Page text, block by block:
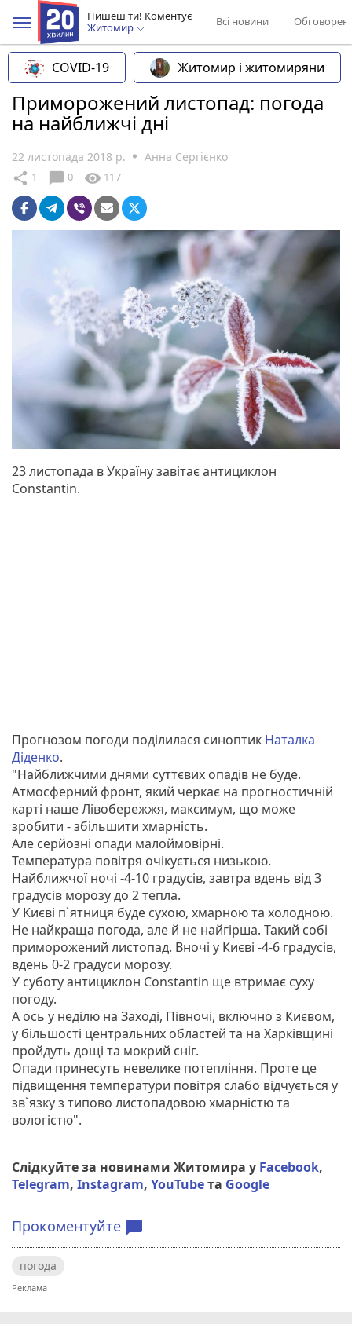
Пишеш ти! Коментує
Житомир
Всі новини
COVID-19 Житомир і житомиряни
Приморожений листопад: погода
на найближчі дні
22 листопада 2018 р. Анна Сергієнко
share 1 chat_bubble 0 visibility 117
23 листопада в Україну завітає антициклон
Constantin.
Прогнозом погоди поділилася синоптик Наталка
Діденко.
"Найближчими днями суттєвих опадів не буде.
Атмосферний фронт, який черкає на прогностичній
карті наше Лівобережжя, максимум, що може
зробити - збільшити хмарність.
Але серйозні опади малоймовірні.
Температура повітря очікується низькою.
Найближчої ночі -4-10 градусів, завтра вдень від 3
градусів морозу до 2 тепла.
У Києві п`ятниця буде сухою, хмарною та холодною.
Не найкраща погода, але й не найгірша. Такий собі
приморожений листопад. Вночі у Києві -4-6 градусів,
вдень 0-2 градуси морозу.
У суботу антициклон Constantin ще втримає суху
погоду.
А ось у неділю на Заході, Півночі, включно з Києвом,
у більшості центральних областей та на Харківщині
пройдуть дощі та мокрий сніг.
Опади принесуть невелике потепління. Проте це
підвищення температури повітря слабо відчується у
зв`язку з типово листопадовою хмарністю та
вологістю".
Слідкуйте за новинами Житомира у Facebook,
Telegram, Instagram, YouTubeта Google
Прокоментуйте chat_bubble
погода